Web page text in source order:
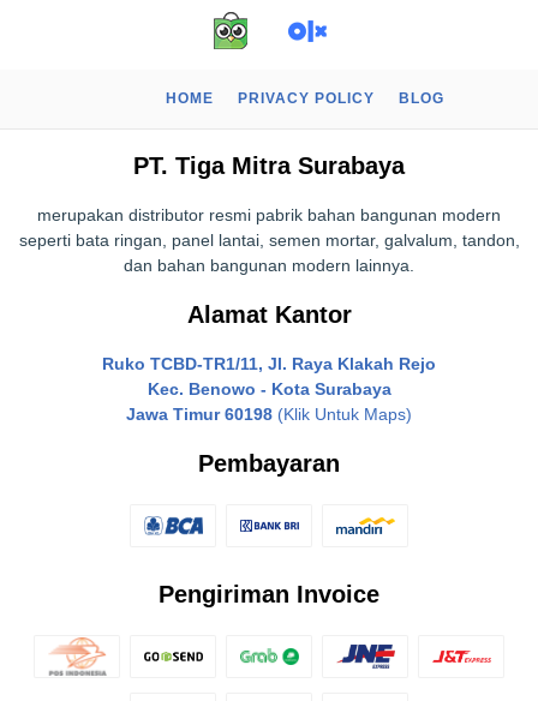
HOME PRIVACY POLICY BLOG
PT. Tiga Mitra Surabaya
merupakan distributor resmi pabrik bahan bangunan modern
seperti bata ringan, panel lantai, semen mortar, galvalum, tandon,
dan bahan bangunan modern lainnya.
Alamat Kantor
Ruko TCBD-TR1/11, Jl. Raya Klakah Rejo
Kec. Benowo - Kota Surabaya
Jawa Timur 60198 (Klik Untuk Maps)
Pembayaran
Pengiriman Invoice